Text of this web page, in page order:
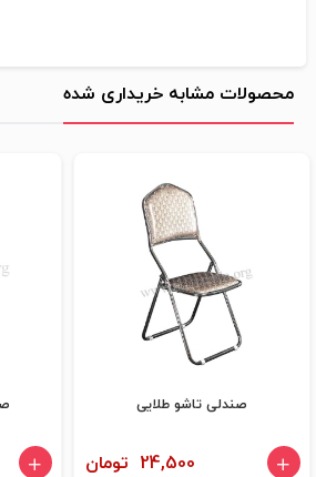
محصولات مشابه خریداری شده
صندلی تاشو طلایی
24,500 تومان